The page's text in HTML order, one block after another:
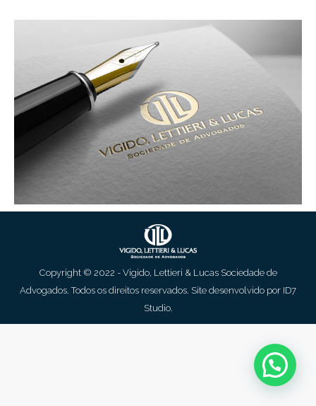
Copyright © 2022 - Vigido, Lettieri & Lucas Sociedade de
Advogados. Todos os direitos reservados. Site desenvolvido por ID7
Studio.